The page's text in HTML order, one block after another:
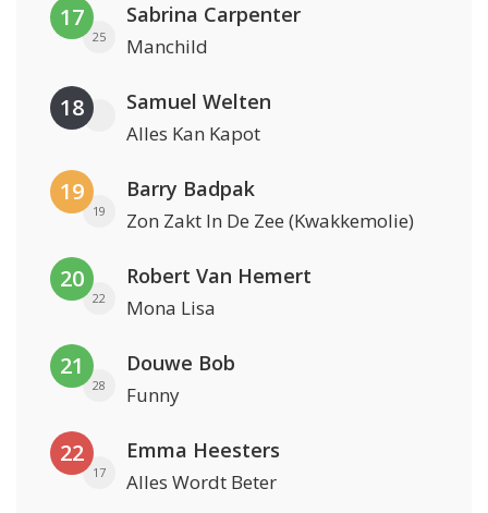
17
25
Sabrina Carpenter
Manchild
18 Samuel Welten
Alles Kan Kapot
19
19
Barry Badpak
Zon Zakt In De Zee (Kwakkemolie)
20
22
Robert Van Hemert
Mona Lisa
21
28
Douwe Bob
Funny
22
17
Emma Heesters
Alles Wordt Beter